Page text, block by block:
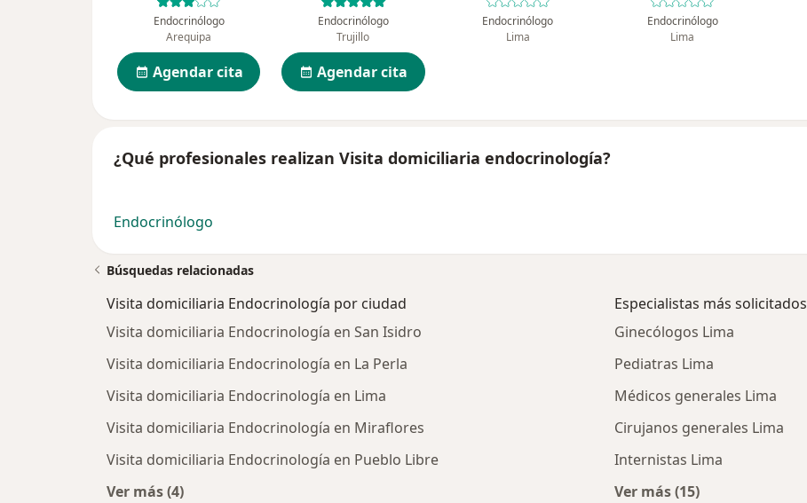
Endocrinólogo
Arequipa
Agendar cita
Endocrinólogo
Trujillo
Agendar cita
Endocrinólogo
Lima
Endocrinólogo
Lima
¿Qué profesionales realizan Visita domiciliaria endocrinología?
Endocrinólogo
Búsquedas relacionadas
Visita domiciliaria Endocrinología por ciudad
Visita domiciliaria Endocrinología en San Isidro
Visita domiciliaria Endocrinología en La Perla
Visita domiciliaria Endocrinología en Lima
Visita domiciliaria Endocrinología en Miraflores
Visita domiciliaria Endocrinología en Pueblo Libre
Ver más (4)
Especialistas más solicitados
Ginecólogos Lima
Pediatras Lima
Médicos generales Lima
Cirujanos generales Lima
Internistas Lima
Ver más (15)